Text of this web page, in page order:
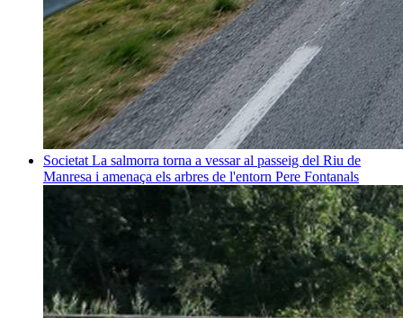
Societat La salmorra torna a vessar al passeig del Riu de
Manresa i amenaça els arbres de l'entorn Pere Fontanals